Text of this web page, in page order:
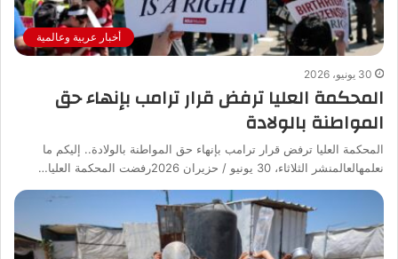
أخبار عربية وعالمية
30 يونيو، 2026
المحكمة العليا ترفض قرار ترامب بإنهاء حق
المواطنة بالولادة
المحكمة العليا ترفض قرار ترامب بإنهاء حق المواطنة بالولادة.. إليكم ما
نعلمهالعالمنشر الثلاثاء، 30 يونيو / حزيران 2026رفضت المحكمة العليا…